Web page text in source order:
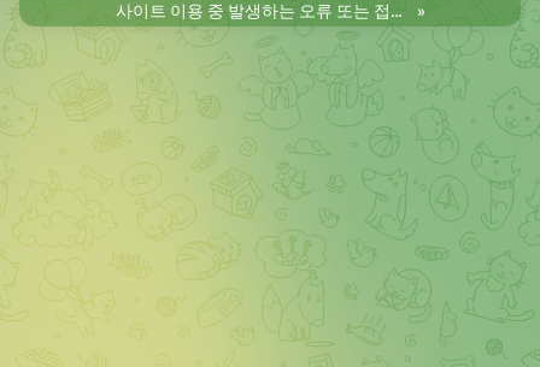
사이트 이용 중 발생하는 오류 또는 접속 불가 현상은 제보 부탁드립니다. 리뉴얼 전의 늑대닷컴을 원하시는 분들은 늑대닷컴2로 이용 바랍니다. 항상 늑대닷컴을 찾아주셔서 감사합니다. 늑대닷컴 주소 https://wfwf436.com 늑대닷컴2 주소 https://wftoon223.com
»